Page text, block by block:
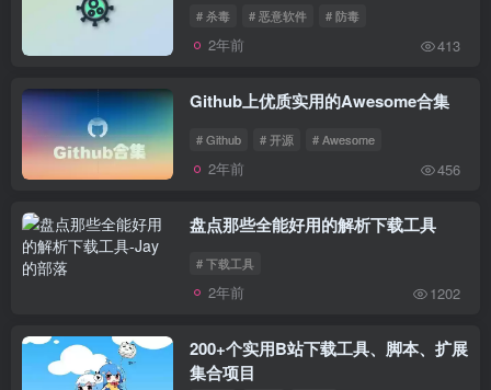
# 杀毒 # 恶意软件 # 防毒
2年前 413
Github上优质实用的Awesome合集
# Github # 开源 # Awesome
2年前 456
盘点那些全能好用的解析下载工具
# 下载工具
2年前 1202
200+个实用B站下载工具、脚本、扩展
集合项目